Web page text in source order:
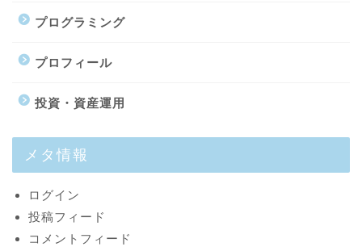
プログラミング
プロフィール
投資・資産運用
メタ情報
ログイン
投稿フィード
コメントフィード
投資・資産運用